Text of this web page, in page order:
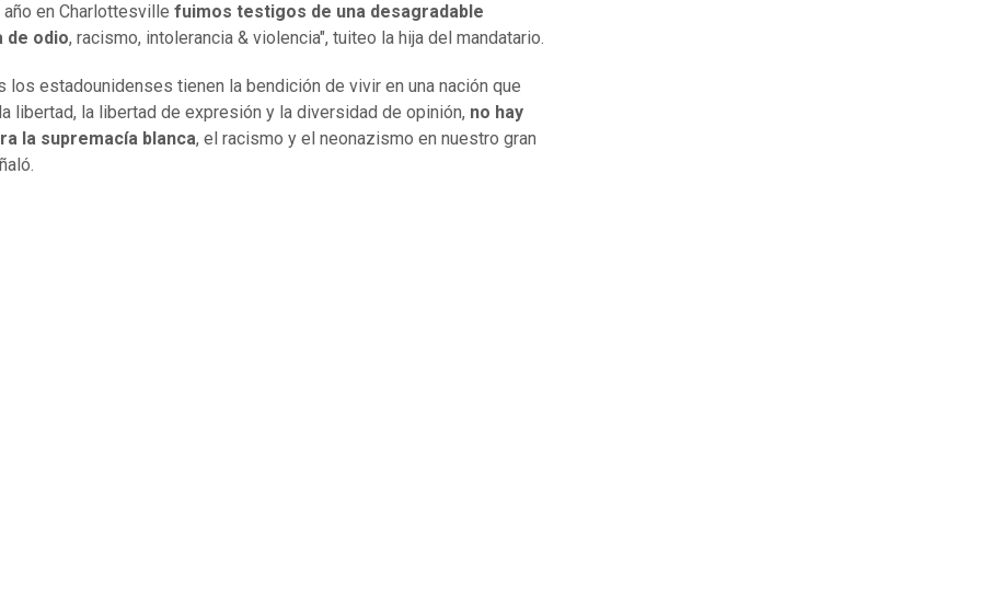
año en Charlottesville fuimos testigos de una desagradable
de odio, racismo, intolerancia & violencia", tuiteo la hija del mandatario.
los estadounidenses tienen la bendición de vivir en una nación que
libertad, la libertad de expresión y la diversidad de opinión, no hay
la supremacía blanca, el racismo y el neonazismo en nuestro gran